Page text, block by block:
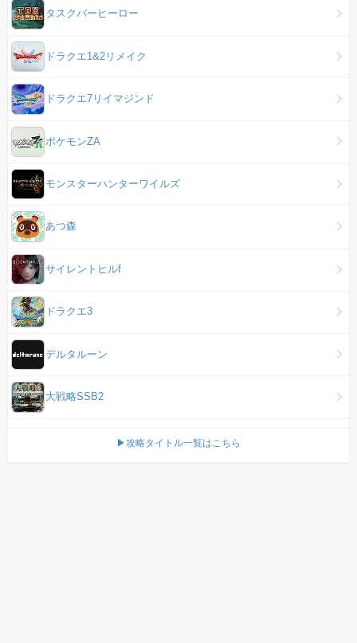
タスクバーヒーロー
ドラクエ1&2リメイク
ドラクエ7リイマジンド
ポケモンZA
モンスターハンターワイルズ
あつ森
サイレントヒルf
ドラクエ3
デルタルーン
大戦略SSB2
▶攻略タイトル一覧はこちら